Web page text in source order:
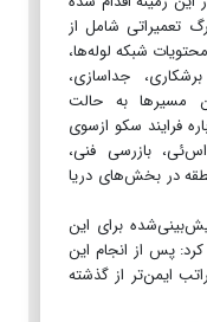
تعمیراتی شامل از
شبکه لوله‌ها،
جداسازی،
مسیرها به حالت
فرایند سکو ازسوی
بازرسی فنی،
در بخش‌های دریا
برای این
پس از انجام این
ایمن‌تر از گذشته